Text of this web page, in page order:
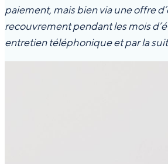
paiement, mais bien via une offre
recouvrement pendant les mois
entretien téléphonique et par la